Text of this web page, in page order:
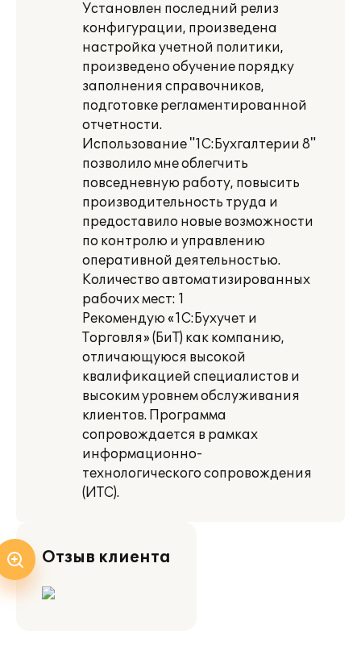
Установлен последний релиз
конфигурации, произведена
настройка учетной политики,
произведено обучение порядку
заполнения справочников,
подготовке регламентированной
отчетности.
Использование "1С:Бухгалтерии 8"
позволило мне облегчить
повседневную работу, повысить
производительность труда и
предоставило новые возможности
по контролю и управлению
оперативной деятельностью.
Количество автоматизированных
рабочих мест: 1
Рекомендую «1С:Бухучет и
Торговля» (БиТ) как компанию,
отличающуюся высокой
квалификацией специалистов и
высоким уровнем обслуживания
клиентов. Программа
сопровождается в рамках
информационно-
технологического сопровождения
(ИТС).
Отзыв клиента